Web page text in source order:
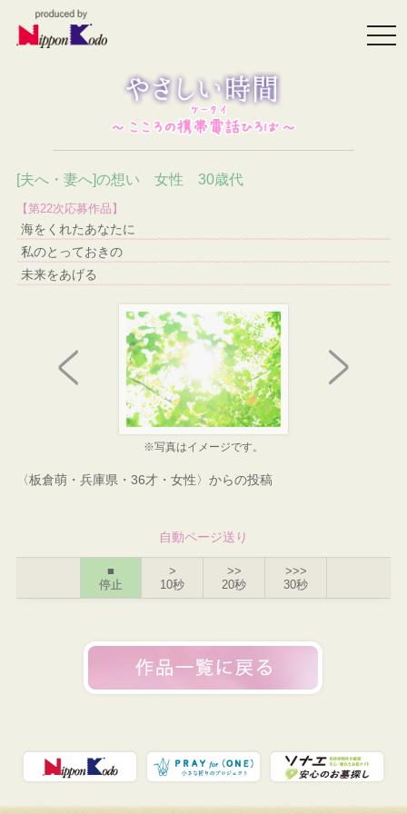
[夫へ・妻へ]の想い 女性 30歳代
【第22次応募作品】
海をくれたあなたに
私のとっておきの
未来をあげる
※写真はイメージです。
〈板倉萌・兵庫県・36才・女性〉からの投稿
自動ページ送り
■
停止
>
10秒
>>
20秒
>>>
30秒